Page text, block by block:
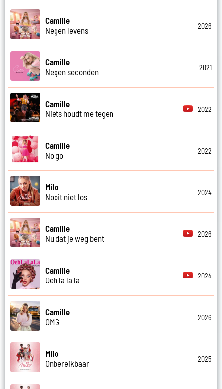
Camille
Negen levens
2026
Camille
Negen seconden
2021
Camille
Niets houdt me tegen
2022
Camille
No go
2022
Milo
Nooit niet los
2024
Camille
Nu dat je weg bent
2026
Camille
Oeh la la la
2024
Camille
OMG
2026
Milo
Onbereikbaar
2025